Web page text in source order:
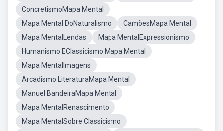
ConcretismoMapa Mental
Mapa Mental DoNaturalismo
CamõesMapa Mental
Mapa MentalLendas
Mapa MentalExpressionismo
Humanismo EClassicismo Mapa Mental
Mapa MentalImagens
Arcadismo LiteraturaMapa Mental
Manuel BandeiraMapa Mental
Mapa MentalRenascimento
Mapa MentalSobre Classicismo